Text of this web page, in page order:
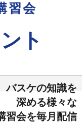
習会
ト
バスケの知識を
深める様々な
習会を毎月配信